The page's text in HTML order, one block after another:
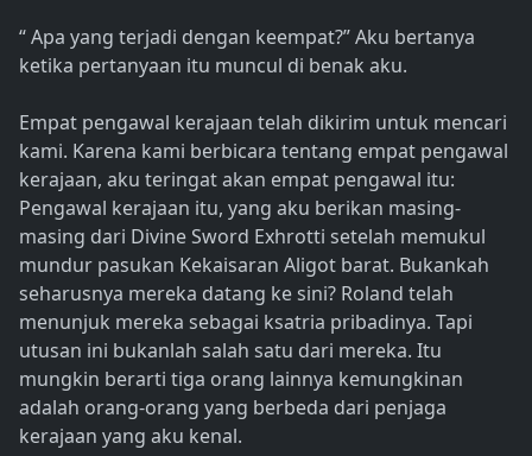
“ Apa yang terjadi dengan keempat?” Aku bertanya
ketika pertanyaan itu muncul di benak aku.
Empat pengawal kerajaan telah dikirim untuk mencari
kami. Karena kami berbicara tentang empat pengawal
kerajaan, aku teringat akan empat pengawal itu:
Pengawal kerajaan itu, yang aku berikan masing-
masing dari Divine Sword Exhrotti setelah memukul
mundur pasukan Kekaisaran Aligot barat. Bukankah
seharusnya mereka datang ke sini? Roland telah
menunjuk mereka sebagai ksatria pribadinya. Tapi
utusan ini bukanlah salah satu dari mereka. Itu
mungkin berarti tiga orang lainnya kemungkinan
adalah orang-orang yang berbeda dari penjaga
kerajaan yang aku kenal.